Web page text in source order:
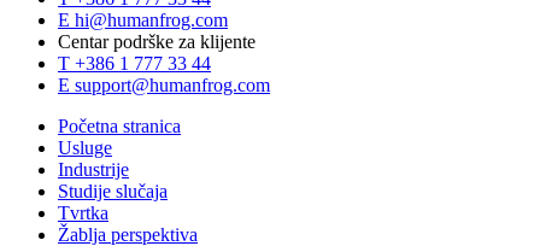
E hi@humanfrog.com
Centar podrške za klijente
T +386 1 777 33 44
E support@humanfrog.com
Početna stranica
Usluge
Industrije
Studije slučaja
Tvrtka
Žablja perspektiva